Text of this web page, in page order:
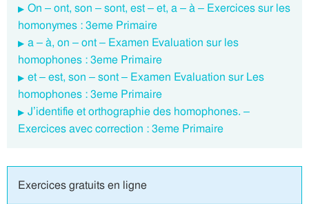
On – ont, son – sont, est – et, a – à – Exercices sur les
homonymes : 3eme Primaire
a – à, on – ont – Examen Evaluation sur les
homophones : 3eme Primaire
et – est, son – sont – Examen Evaluation sur Les
homophones : 3eme Primaire
J’identifie et orthographie des homophones. –
Exercices avec correction : 3eme Primaire
Exercices gratuits en ligne